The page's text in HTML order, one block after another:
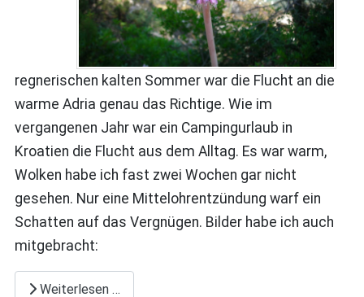
regnerischen kalten Sommer war die Flucht an die
warme Adria genau das Richtige. Wie im
vergangenen Jahr war ein Campingurlaub in
Kroatien die Flucht aus dem Alltag. Es war warm,
Wolken habe ich fast zwei Wochen gar nicht
gesehen. Nur eine Mittelohrentzündung warf ein
Schatten auf das Vergnügen. Bilder habe ich auch
mitgebracht:
Weiterlesen …